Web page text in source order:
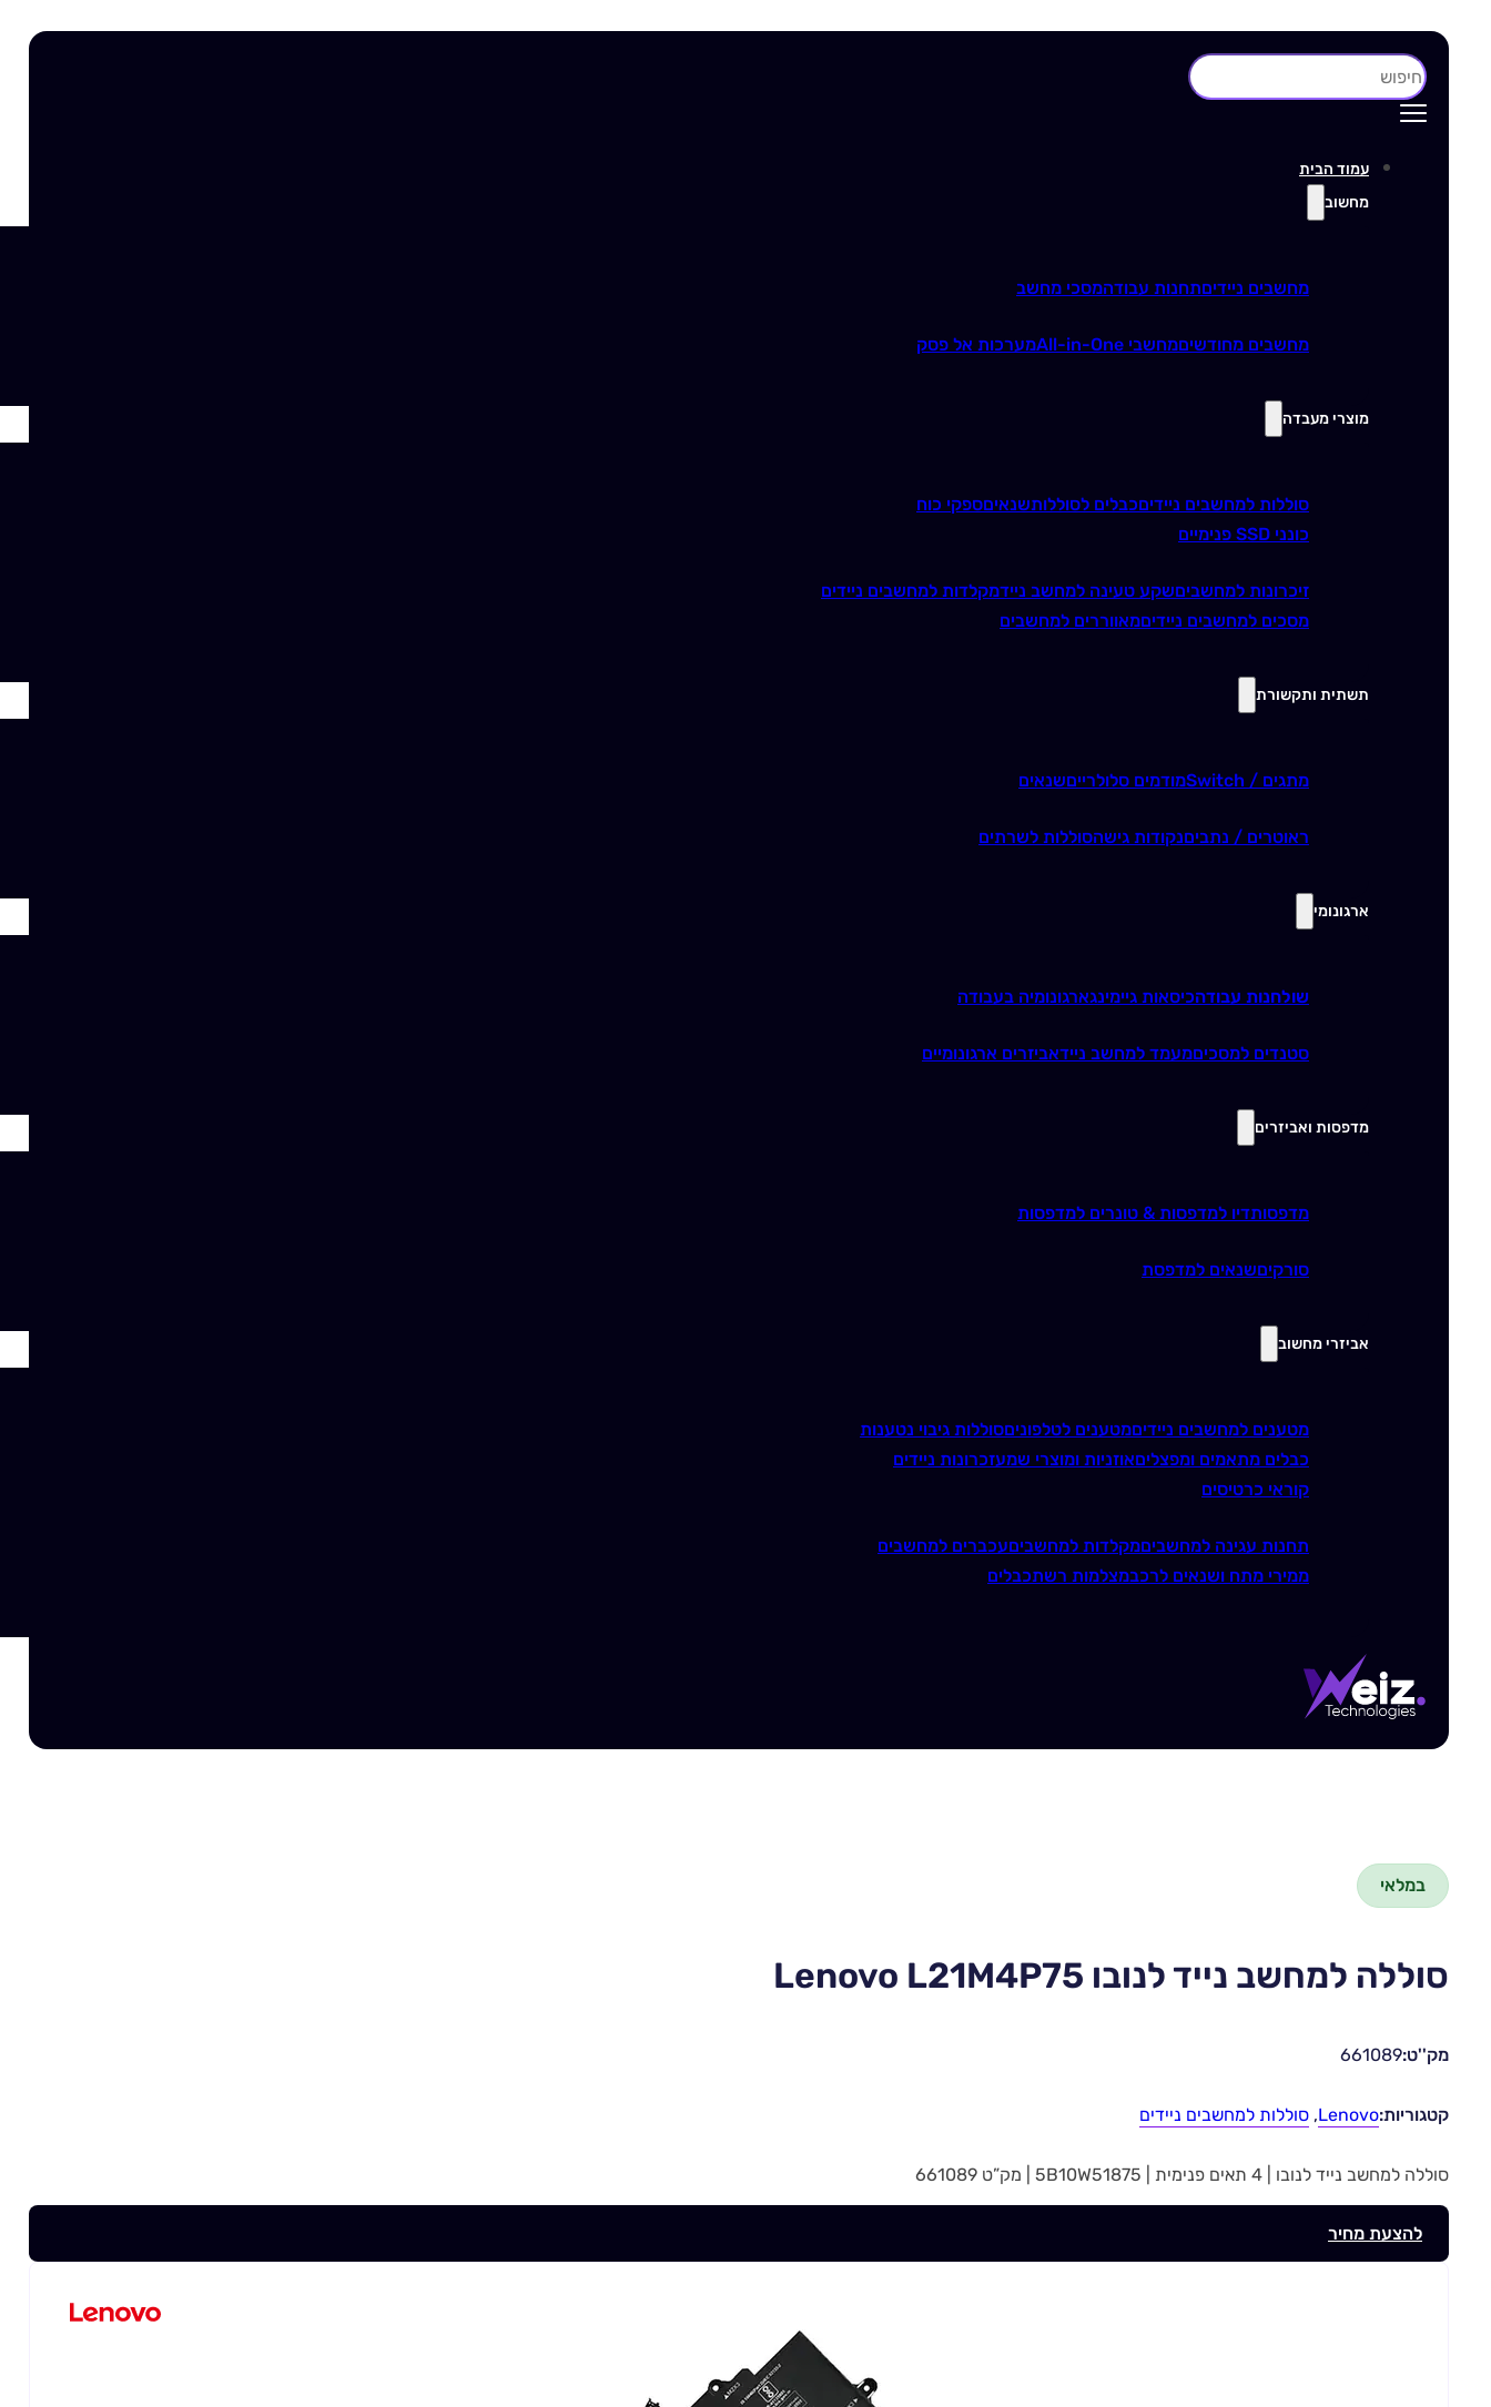
חיפוש
עמוד הבית
מחשוב
מחשבים ניידיםתחנות עבודהמסכי מחשב
מחשבים מחודשיםמחשבי All-in-One מערכות אל פסק
מוצרי מעבדה
סוללות למחשבים ניידיםכבלים לסוללותשנאיםספקי כוח
כונני SSD פנימיים
זיכרונות למחשביםשקע טעינה למחשב ניידמקלדות למחשבים ניידים
מסכים למחשבים ניידיםמאווררים למחשבים
תשתית ותקשורת
מתגים / Switch מודמים סלולרייםשנאים
ראוטרים / נתביםנקודות גישהסוללות לשרתים
ארגונומי
שולחנות עבודהכיסאות גיימינגארגונומיה בעבודה
סטנדים למסכיםמעמד למחשב ניידאביזרים ארגונומיים
מדפסות ואביזרים
מדפסותדיו למדפסות & טונרים למדפסות
סורקיםשנאים למדפסת
אביזרי מחשוב
מטענים למחשבים ניידיםמטענים לטלפוניםסוללות גיבוי נטענות
כבלים מתאמים ומפצליםאוזניות ומוצרי שמעזכרונות ניידים
קוראי כרטיסים
תחנות עגינה למחשביםמקלדות למחשביםעכברים למחשבים
ממירי מתח ושנאים לרכבמצלמות רשתכבלים
במלאי
סוללה למחשב נייד לנובו Lenovo L21M4P75
מק''ט:661089
קטגוריות:Lenovo
, סוללות למחשבים ניידים
סוללה למחשב נייד לנובו | 4 תאים פנימית | 5B10W51875 | מק”ט 661089
להצעת מחיר